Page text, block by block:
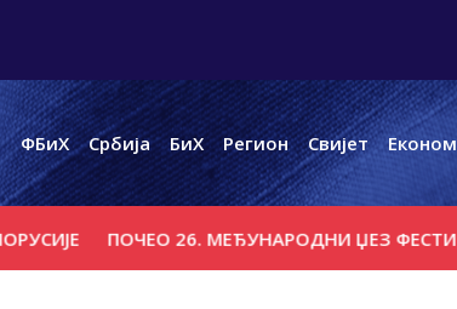
ФБиХ Србија БиХ Регион Свијет
ПОЧЕО 26. МЕЂУНАРОДНИ ЏЕЗ ФЕСТИВАЛ